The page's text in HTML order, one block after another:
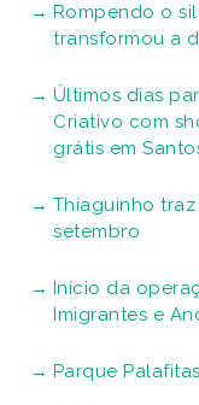
Rompendo o
transformou a
Últimos dias
Criativo com
grátis em
Thiaguinho traz
setembro
Início da
Imigrantes e
Parque Palafitas